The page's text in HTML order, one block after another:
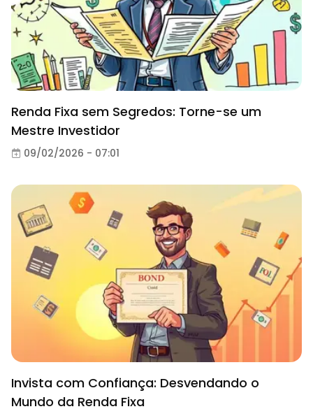
Renda Fixa sem Segredos: Torne-se um
Mestre Investidor
09/02/2026 - 07:01
Invista com Confiança: Desvendando o
Mundo da Renda Fixa